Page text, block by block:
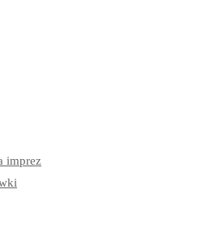
imprez